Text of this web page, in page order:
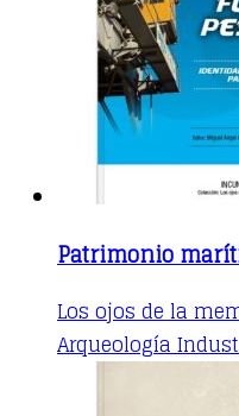
Patrimonio
Los ojos de la
Arqueología